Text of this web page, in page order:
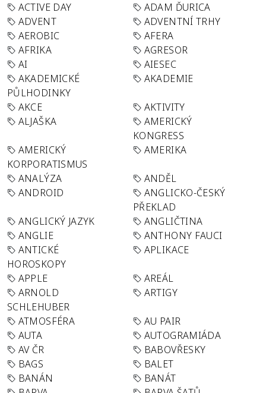
ACTIVE DAY
ADAM ĎURICA
ADVENT
ADVENTNÍ TRHY
AEROBIC
AFERA
AFRIKA
AGRESOR
AI
AIESEC
AKADEMICKÉ
PŮLHODINKY
AKADEMIE
AKCE
AKTIVITY
ALJAŠKA
AMERICKÝ
KONGRESS
AMERICKÝ
KORPORATISMUS
AMERIKA
ANALÝZA
ANDĚL
ANDROID
ANGLICKO-ČESKÝ
PŘEKLAD
ANGLICKÝ JAZYK
ANGLIČTINA
ANGLIE
ANTHONY FAUCI
ANTICKÉ
HOROSKOPY
APLIKACE
APPLE
AREÁL
ARNOLD
SCHLEHUBER
ARTIGY
ATMOSFÉRA
AU PAIR
AUTA
AUTOGRAMIÁDA
AV ČR
BABOVŘESKY
BAGS
BALET
BANÁN
BANÁT